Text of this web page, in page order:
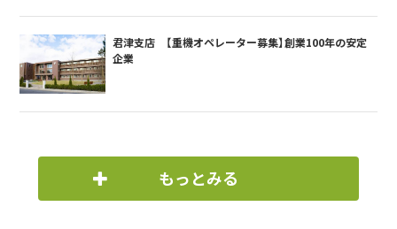
君津支店 【重機オペレーター募集】創業100年の安定
企業
もっとみる